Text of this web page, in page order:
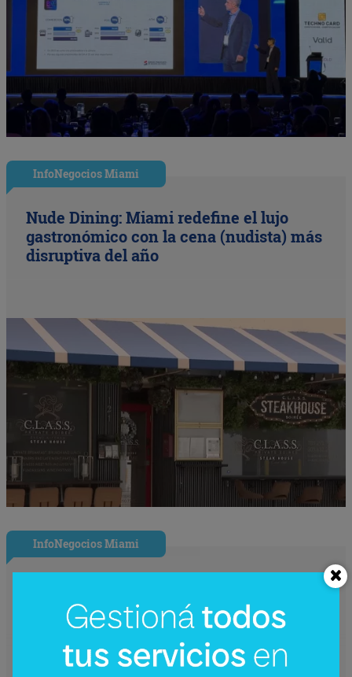
InfoNegocios Miami
Nude Dining: Miami redefine el lujo
gastronómico con la cena (nudista) más
disruptiva del año
InfoNegocios Miami
coleccionable que vale más que el café
(el producto se convierte en ecosistema)